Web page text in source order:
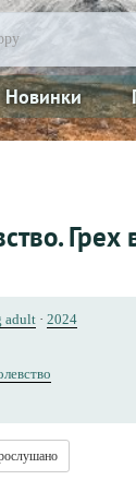
Новинки
Грех
adult · 2024